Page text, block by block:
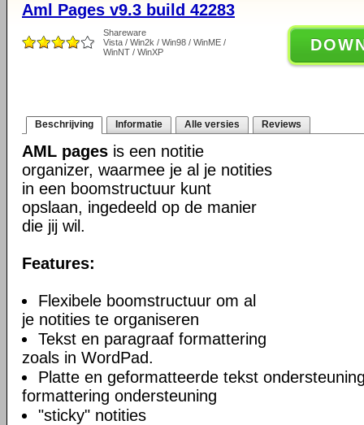
Aml Pages v9.3 build 42283
Shareware
Vista / Win2k / Win98 / WinME /
WinNT / WinXP
Beschrijving Informatie Alle versies Reviews
AML pages is een notitie
organizer, waarmee je al je notities
in een boomstructuur kunt
opslaan, ingedeeld op de manier
die jij wil.
Features:
Flexibele boomstructuur om al
je notities te organiseren
Tekst en paragraaf formattering
zoals in WordPad.
Platte en geformatteerde tekst
formattering ondersteuning
"sticky" notities